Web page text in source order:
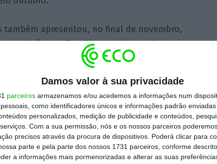
Damos valor à sua privacidade
parceiros armazenamos e/ou acedemos a informações num
como identificadores únicos e informações padrão
personalizados, medição de publicidade e conteúdos,
Com a sua permissão, nós e os nossos parceiros
precisos através da procura de dispositivos. Poderá clicar para
parte e pela parte dos nossos 1731 parceiros, conforme
a informações mais pormenorizadas e alterar as suas
também apresentou, no final de novembro,
aos Estados‑membros e duas
rever as regras das
(PEPP).A Comissão Europeia quer que
poupem para a reforma e que essas
mas sem pôr em causa o papel
Financeiros e União da Poupança e dos